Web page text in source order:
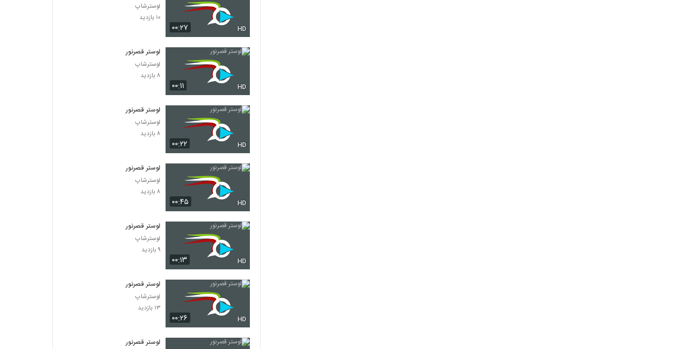
۰۰:۲۷ HD
لوسترشاپ
۱۰ بازدید
۰۰:۱۱ HD
لوستر قصرنور
لوسترشاپ
۸ بازدید
۰۰:۲۲ HD
لوستر قصرنور
لوسترشاپ
۸ بازدید
۰۰:۴۵ HD
لوستر قصرنور
لوسترشاپ
۸ بازدید
۰۰:۱۳ HD
لوستر قصرنور
لوسترشاپ
۹ بازدید
۰۰:۲۶ HD
لوستر قصرنور
لوسترشاپ
۱۳ بازدید
لوستر قصرنور